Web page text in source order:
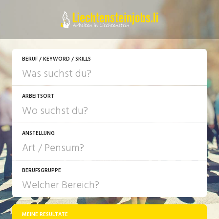
BERUF / KEYWORD / SKILLS
ARBEITSORT
ANSTELLUNG
JOB-TYP
Festanstellung
BERUFSGRUPPE
MEINE RESULTATE
JETZT BEWERBEN